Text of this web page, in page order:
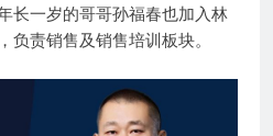
长一岁的哥哥孙福春也加入林
负责销售及销售培训板块。